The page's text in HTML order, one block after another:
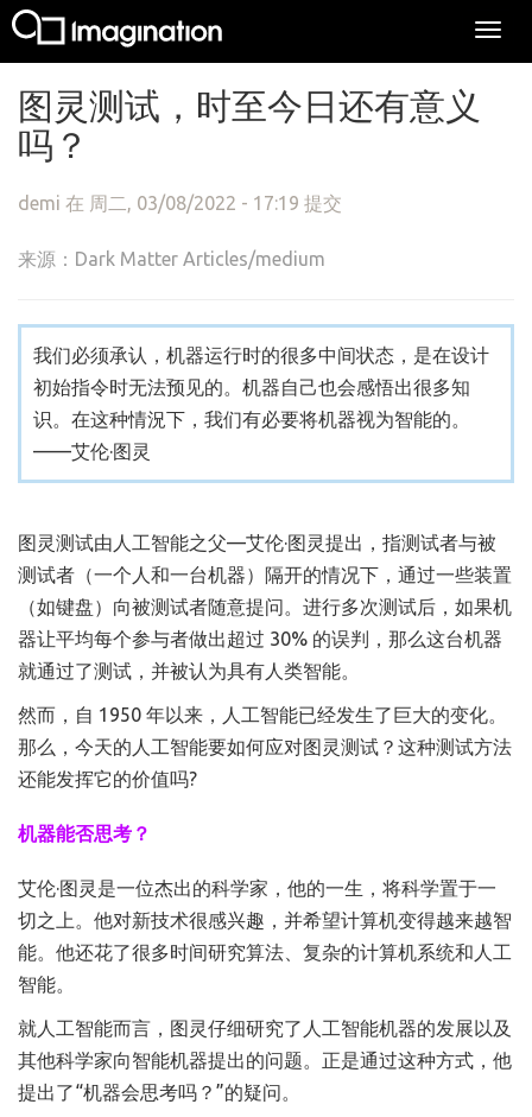
图灵测试，时至今日还有意义
吗？
demi 在 周二, 03/08/2022 - 17:19 提交
来源：Dark Matter Articles/medium
我们必须承认，机器运行时的很多中间状态，是在设计
初始指令时无法预见的。机器自己也会感悟出很多知
识。在这种情況下，我们有必要将机器视为智能的。
——艾伦·图灵
图灵测试由人工智能之父—艾伦·图灵提出，指测试者与被
测试者（一个人和一台机器）隔开的情况下，通过一些装置
（如键盘）向被测试者随意提问。进行多次测试后，如果机
器让平均每个参与者做出超过 30% 的误判，那么这台机器
就通过了测试，并被认为具有人类智能。
然而，自 1950 年以来，人工智能已经发生了巨大的变化。
那么，今天的人工智能要如何应对图灵测试？这种测试方法
还能发挥它的价值吗?
机器能否思考？
艾伦·图灵是一位杰出的科学家，他的一生，将科学置于一
切之上。他对新技术很感兴趣，并希望计算机变得越来越智
能。他还花了很多时间研究算法、复杂的计算机系统和人工
智能。
就人工智能而言，图灵仔细研究了人工智能机器的发展以及
其他科学家向智能机器提出的问题。正是通过这种方式，他
提出了“机器会思考吗？”的疑问。